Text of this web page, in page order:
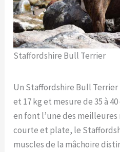
Staffordshire Bull Terrier
Un Staffordshire Bull
et 17 kg et mesure de 35 à
en font l’une des meilleures
courte et plate, le
muscles de la mâchoire